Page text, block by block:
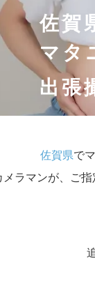
佐賀
マタ
出張
佐賀県で
ラマンが、ご